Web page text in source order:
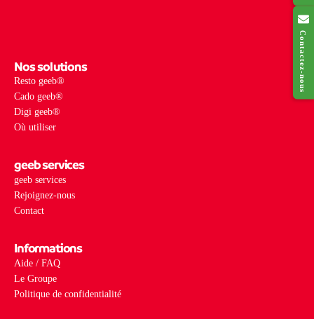
Contactez-nous
Nos solutions
Resto geeb®
Cado geeb®
Digi geeb®
Où utiliser
geeb services
geeb services
Rejoignez-nous
Contact
Informations
Aide / FAQ
Le Groupe
Politique de confidentialité